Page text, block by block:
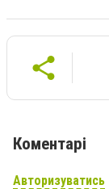
Коментарі
Авторизуватись